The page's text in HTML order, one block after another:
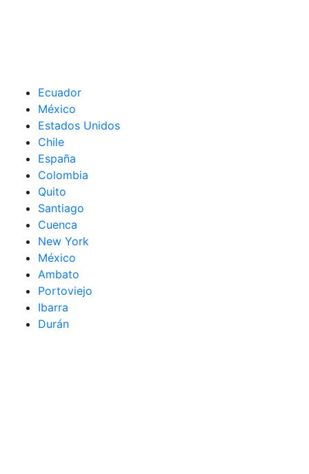
Ecuador
México
Estados Unidos
Chile
España
Colombia
Quito
Santiago
Cuenca
New York
México
Ambato
Portoviejo
Ibarra
Durán